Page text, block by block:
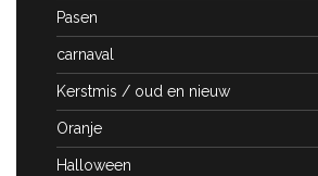
Pasen
carnaval
Kerstmis / oud en nieuw
Oranje
Halloween